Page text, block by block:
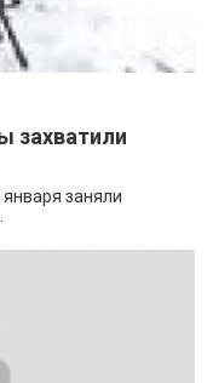
захватили
заняли